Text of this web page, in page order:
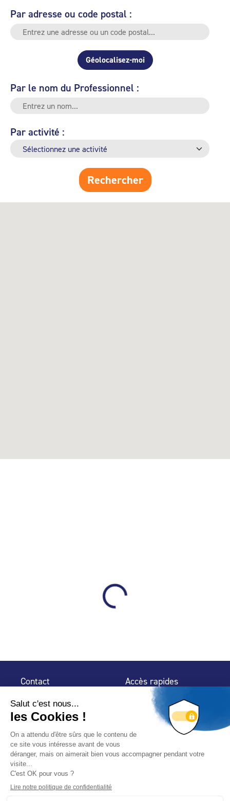
Par adresse ou code postal :
Géolocalisez-moi
Par le nom du Professionnel :
Par activité :
Contact
32 rue de Mogador
75 009 Paris
Accès rapides
Espace Presse
Trouver un
professionnel
Nous suivre